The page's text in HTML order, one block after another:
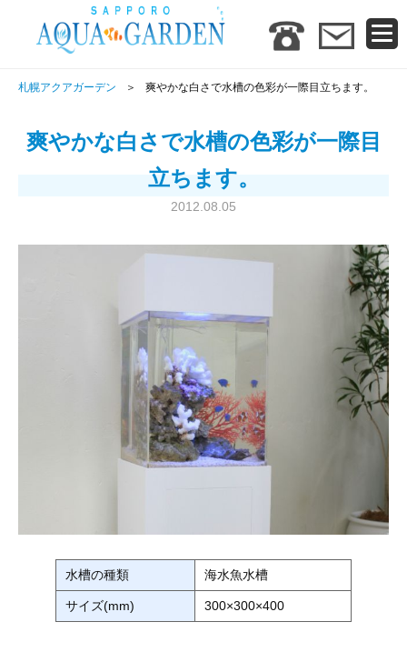
札幌アクアガーデン 爽やかな白さで水槽の色彩が一際目立ちます。
爽やかな白さで水槽の色彩が一際目
立ちます。
2012.08.05
水槽の種類 海水魚水槽
サイズ(mm) 300×300×400